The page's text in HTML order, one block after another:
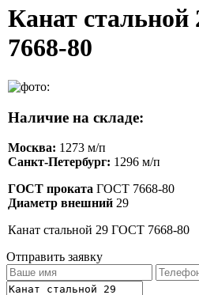
Канат
7668-80
Наличие на складе:
Москва: 1273 м/п
Санкт-Петербург: 1296 м/п
ГОСТ проката ГОСТ 7668-80
Диаметр внешний 29
Канат стальной 29 ГОСТ 7668-80
Отправить заявку